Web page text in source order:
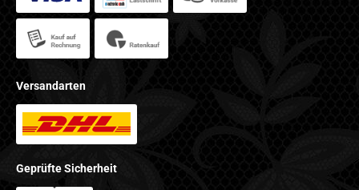
Versandarten
Geprüfte Sicherheit